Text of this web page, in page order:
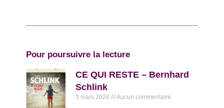
Pour poursuivre la lecture
CE QUI RESTE – Bernhard
Schlink
3 mars 2026 Aucun commentaire